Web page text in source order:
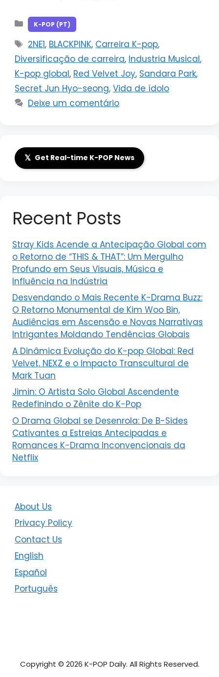
Categorias
K-POP (PT)
Tags
2NE1, BLACKPINK, Carreira K-pop,
Diversificação de carreira, Industria Musical,
K-pop global, Red Velvet Joy, Sandara Park,
Secret Jun Hyo-seong, Vida de ídolo
Deixe um comentário
𝕏 Get Real-time K-POP News
Recent Posts
Stray Kids Acende a Antecipação Global com
o Retorno de “THIS & THAT”: Um Mergulho
Profundo em Seus Visuais, Música e
Influência na Indústria
Desvendando o Mais Recente K-Drama Buzz:
O Retorno Monumental de Kim Woo Bin,
Audiências em Ascensão e Novas Narrativas
Intrigantes Moldando Tendências Globais
A Dinâmica Evolução do K-pop Global: Red
Velvet, NEXZ e o Impacto Transcultural de
Mark Tuan
Jimin: O Artista Solo Global Ascendente
Redefinindo o Zênite do K-Pop
O Drama Global se Desenrola: De B-Sides
Cativantes a Estreias Antecipadas e
Romances K-Drama Inconvencionais da
Netflix
About Us
Privacy Policy
Contact Us
English
Español
Português
Copyright © 2026 K-POP Daily. All Rights Reserved.